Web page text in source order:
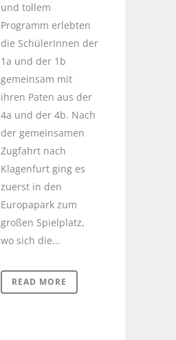
und tollem
Programm erlebten
die SchülerInnen der
1a und der 1b
gemeinsam mit
ihren Paten aus der
4a und der 4b. Nach
der gemeinsamen
Zugfahrt nach
Klagenfurt ging es
zuerst in den
Europapark zum
großen Spielplatz,
wo sich die...
READ MORE